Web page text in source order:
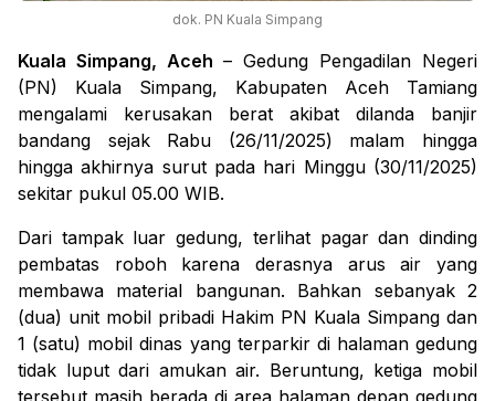
dok. PN Kuala Simpang
Kuala Simpang, Aceh – Gedung Pengadilan Negeri
(PN) Kuala Simpang, Kabupaten Aceh Tamiang
mengalami kerusakan berat akibat dilanda banjir
bandang sejak Rabu (26/11/2025) malam hingga
hingga akhirnya surut pada hari Minggu (30/11/2025)
sekitar pukul 05.00 WIB.
Dari tampak luar gedung, terlihat pagar dan dinding
pembatas roboh karena derasnya arus air yang
membawa material bangunan. Bahkan sebanyak 2
(dua) unit mobil pribadi Hakim PN Kuala Simpang dan
1 (satu) mobil dinas yang terparkir di halaman gedung
tidak luput dari amukan air. Beruntung, ketiga mobil